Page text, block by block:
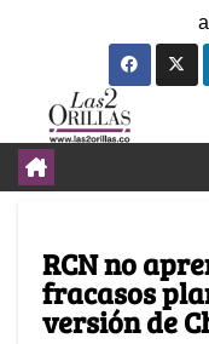
RCN no
fracasos
versión de